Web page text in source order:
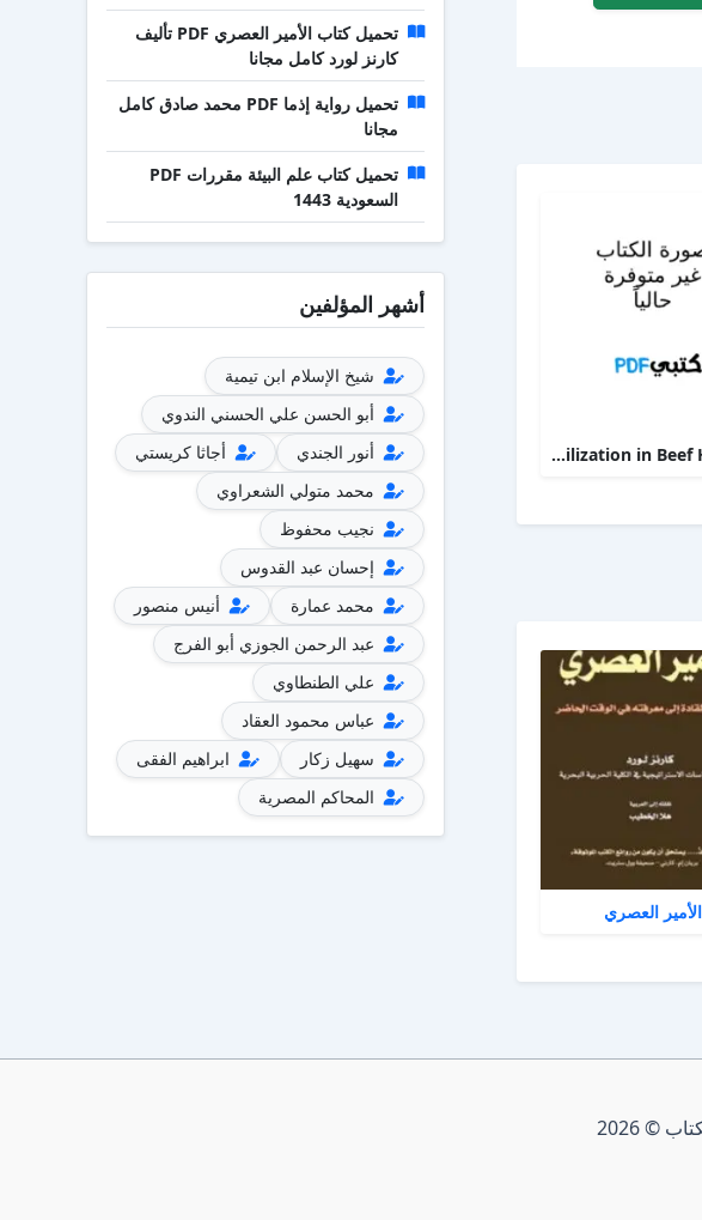
Phosphorus Deficiency Metabolism and Food Utilization in Beef Heifers
الأمير العصري
تحميل كتاب الأمير العصري PDF تأليف
كارنز لورد كامل مجانا
تحميل رواية إذما PDF محمد صادق كامل
مجانا
تحميل كتاب علم البيئة مقررات PDF
السعودية 1443
أشهر المؤلفين
شيخ الإسلام ابن تيمية
أبو الحسن علي الحسني الندوي
أنور الجندي
أجاثا كريستي
محمد متولي الشعراوي
نجيب محفوظ
إحسان عبد القدوس
محمد عمارة
أنيس منصور
عبد الرحمن الجوزي أبو الفرج
علي الطنطاوي
عباس محمود العقاد
سهيل زكار
ابراهيم الفقى
المحاكم المصرية
حقوق الطبع والنشر محفوظة لصاحب الكتاب © 2026